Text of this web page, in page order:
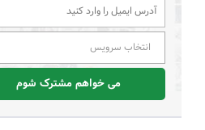
انتخاب سرویس
می خواهم مشترک شوم